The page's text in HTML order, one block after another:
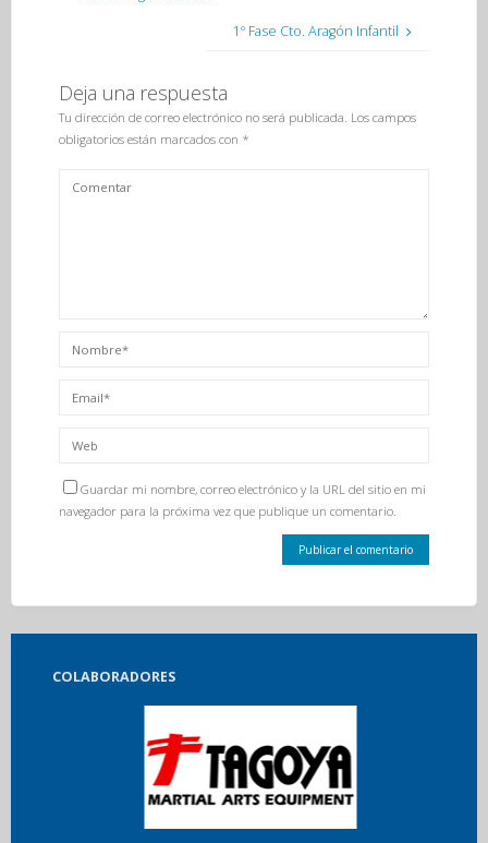
1º Fase Cto. Aragón Infantil
Deja una respuesta
Tu dirección de correo electrónico no será publicada. Los campos
obligatorios están marcados con *
Guardar mi nombre, correo electrónico y la URL del sitio en mi
navegador para la próxima vez que publique un comentario.
COLABORADORES